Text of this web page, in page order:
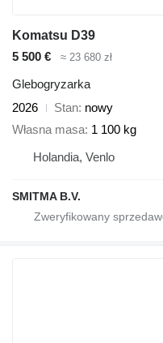
Komatsu D39
5 500 €
≈ 23 680 zł
Glebogryzarka
2026
Stan nowy
Własna masa 1 100 kg
Holandia, Venlo
SMITMA B.V.